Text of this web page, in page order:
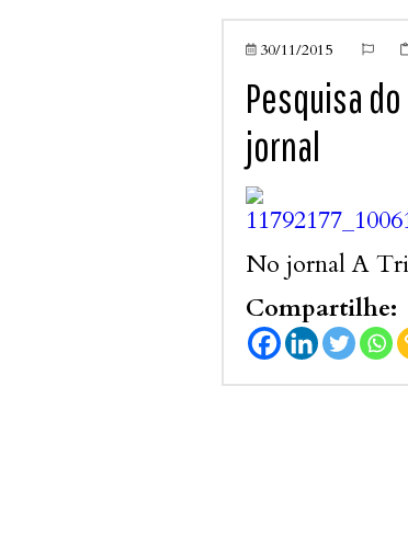
 30/11/2015 
Pesquisa
jornal
No jornal A
Compartilhe: